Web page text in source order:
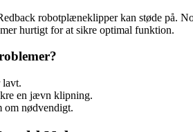
robotplæneklipper kan støde på.
hurtigt for at sikre optimal funktion.
lavt.
en jævn klipning.
om nødvendigt.